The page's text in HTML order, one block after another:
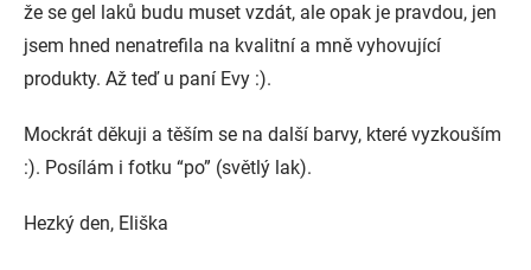
že se gel laků budu muset vzdát, ale opak je pravdou, jen
jsem hned nenatrefila na kvalitní a mně vyhovující
produkty. Až teď u paní Evy :).
Mockrát děkuji a těším se na další barvy, které vyzkouším
:). Posílám i fotku “po” (světlý lak).
Hezký den, Eliška